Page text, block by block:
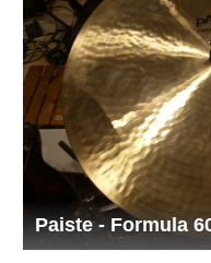
Paiste - Formula